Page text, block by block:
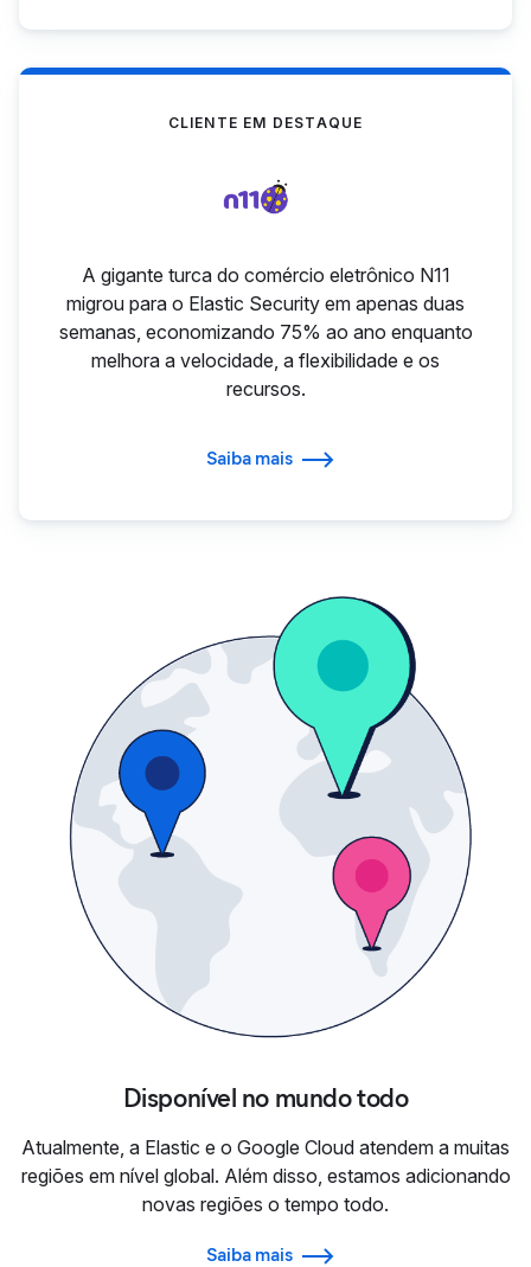
CLIENTE EM DESTAQUE
A gigante turca do comércio eletrônico N11
migrou para o Elastic Security em apenas duas
semanas, economizando 75% ao ano enquanto
melhora a velocidade, a flexibilidade e os
recursos.
Saiba mais
Disponível no mundo todo
Atualmente, a Elastic e o Google Cloud atendem a muitas
regiões em nível global. Além disso, estamos adicionando
novas regiões o tempo todo.
Saiba mais